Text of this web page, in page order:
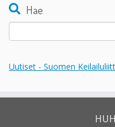
Hae
Haku:
Uutiset - Suomen